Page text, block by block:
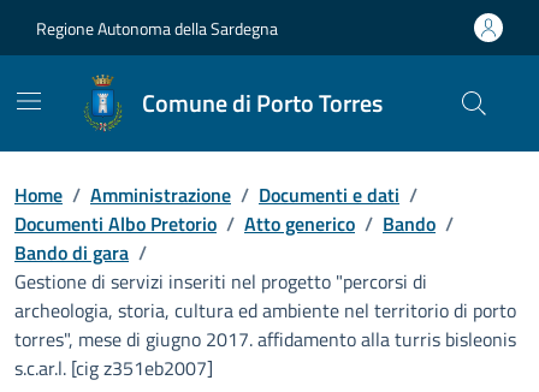
Regione Autonoma della Sardegna
Comune di Porto Torres
Home / Amministrazione / Documenti e dati /
Documenti Albo Pretorio / Atto generico / Bando /
Bando di gara /
Gestione di servizi inseriti nel progetto "percorsi di
archeologia, storia, cultura ed ambiente nel territorio di porto
torres", mese di giugno 2017. affidamento alla turris bisleonis
s.c.ar.l. [cig z351eb2007]